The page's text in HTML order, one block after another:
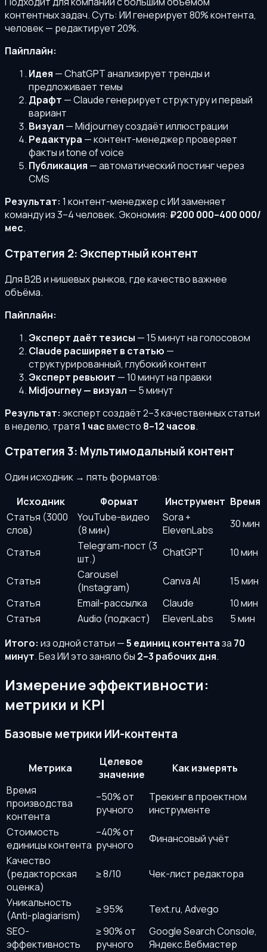
контентных задач. Суть: ИИ генерирует 80% контента,
человек — редактирует 20%.
Пайплайн:
Идея — ChatGPT анализирует тренды и
предложивает темы
Драфт — Claude генерирует структуру и первый
вариант
Визуал — Midjourney создаёт иллюстрации
Редактура — контент-менеджер проверяет
факты и tone of voice
Публикация — автоматический постинг через
CMS
Результат: 1 контент-менеджер с ИИ заменяет
команду из 3–4 человек. Экономия: ₽200 000–400 000/
мес.
Стратегия 2: Экспертный контент
Для B2B и нишевых рынков, где качество важнее
объёма.
Пайплайн:
Эксперт даёт тезисы — 15 минут на голосовом
Claude расширяет в статью —
структурированный, глубокий контент
Эксперт ревьюит — 10 минут на правки
Midjourney — визуал — 5 минут
Результат: эксперт создаёт 2–3 качественных статьи
в неделю, тратя 1 часвместо 8–12 часов.
Стратегия 3: Мультимодальный контент
Один исходник → пять форматов:
Исходник
Формат Инструмент Время
Статья (3000
слов)
YouTube-видео
(8 мин)
Sora +
ElevenLabs
30 мин
Статья
Telegram-пост (3
шт.)
ChatGPT 10 мин
Статья
Carousel
(Instagram)
Canva AI
15 мин
Статья
Email-рассылка Claude
10 мин
Статья
Audio (подкаст) ElevenLabs
5 мин
Итого: из одной статьи —5 единиц контентаза 70
минут. Без ИИ это заняло бы 2–3 рабочих дня.
Измерение эффективности:
метрики и KPI
Базовые метрики ИИ-контента
Метрика
Целевое
значение
Как измерять
Время
производства
контента
–50% от
ручного
Трекинг в проектном
инструменте
Стоимость
единицы контента
–40% от
ручного
Финансовый учёт
Качество
(редакторская
оценка)
≥ 8/10 Чек-лист редактора
Уникальность
(Anti-plagiarism)
≥ 95%
Text.ru, Advego
SEO-
эффективность
≥ 90% от
ручного
Google Search Console,
Яндекс.Вебмастер